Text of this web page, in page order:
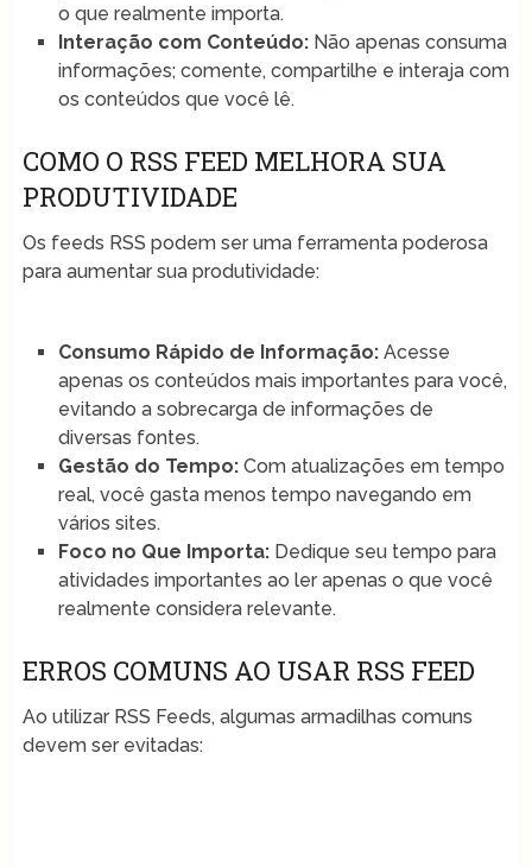
o que realmente importa.
Interação com Conteúdo:Não apenas consuma
informações; comente, compartilhe e interaja com
os conteúdos que você lê.
COMO O RSS FEED MELHORA SUA
PRODUTIVIDADE
Os feeds RSS podem ser uma ferramenta poderosa
para aumentar sua produtividade:
Consumo Rápido de Informação:Acesse
apenas os conteúdos mais importantes para você,
evitando a sobrecarga de informações de
diversas fontes.
Gestão do Tempo:Com atualizações em tempo
real, você gasta menos tempo navegando em
vários sites.
Foco no Que Importa:Dedique seu tempo para
atividades importantes ao ler apenas o que você
realmente considera relevante.
ERROS COMUNS AO USAR RSS FEED
Ao utilizar RSS Feeds, algumas armadilhas comuns
devem ser evitadas: